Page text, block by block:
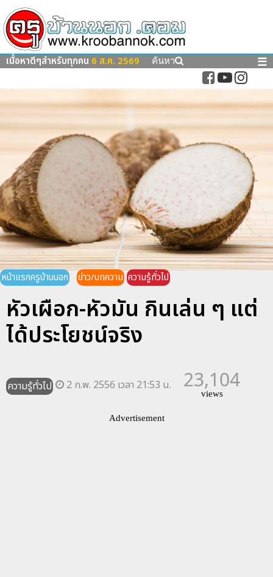
เนื้อหาดีๆสำหรับทุกคน 6 ส.ค. 2569 ค้นหา ☰
หน้าแรกครูบ้านนอก ข่าว/บทความ ความรู้ทั่วไป
หัวเผือก-หัวมัน กินเล่น ๆ แต่
ได้ประโยชน์จริง
ความรู้ทั่วไป 2 ก.พ. 2556 เวลา 21:53 น. 23,104
views
Advertisement